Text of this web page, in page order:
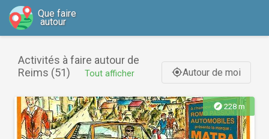
Que faire
autour
Activités à faire autour de
Reims (51)
Tout afficher gps_fixedAutour de moi
explore228 m